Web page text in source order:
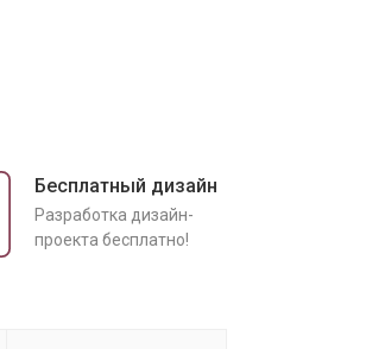
Бесплатный дизайн
Разработка дизайн-
проекта бесплатно!